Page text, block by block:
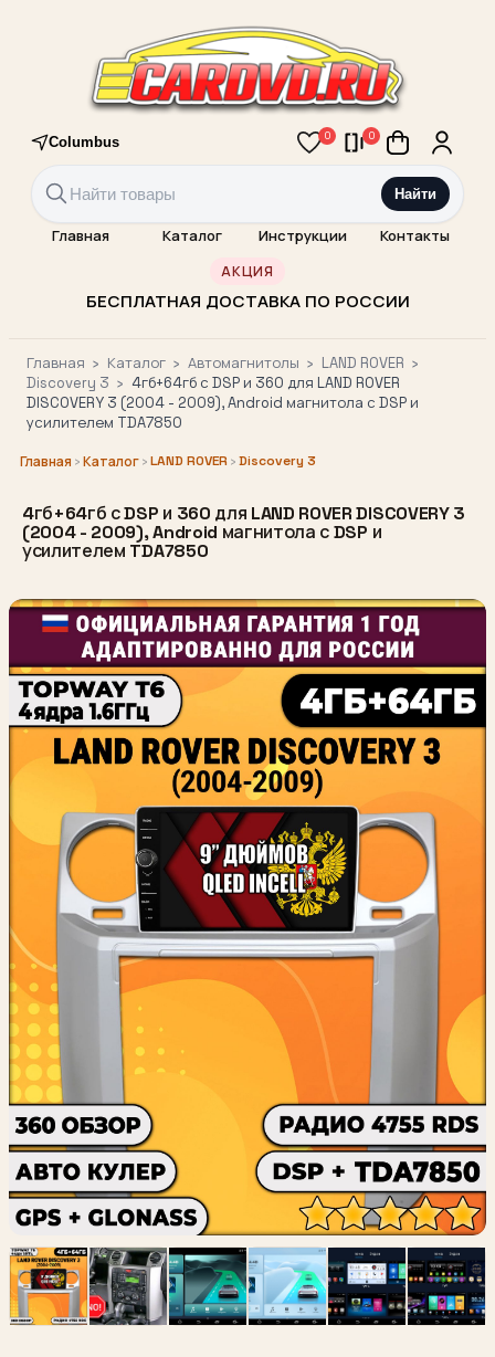
Columbus 0 0
Найти
Главная Каталог Инструкции Контакты
АКЦИЯ
БЕСПЛАТНАЯ ДОСТАВКА ПО РОССИИ
Главная › Каталог › Автомагнитолы › LAND ROVER ›
Discovery 3 › 4гб+64гб с DSP и 360 для LAND ROVER
DISCOVERY 3 (2004 - 2009), Android магнитола с DSP и
усилителем TDA7850
Главная ›Каталог›LAND ROVER ›Discovery 3
4гб+64гб с DSP и 360 для LAND ROVER DISCOVERY 3
(2004 - 2009), Android магнитола с DSP и
усилителем TDA7850